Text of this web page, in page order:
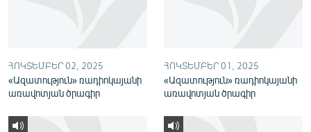
ՀՈԿՏԵՄԲԵՐ 02, 2025
«Ազատություն» ռադիոկայանի
առավոտյան ծրագիր
ՀՈԿՏԵՄԲԵՐ 01, 2025
«Ազատություն» ռադիոկայանի
առավոտյան ծրագիր